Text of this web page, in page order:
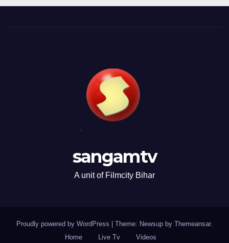
sangamtv
A unit of Filmcity Bihar
Proudly powered by WordPress Theme: Newsup by Themeansar.
Home
Live Tv Videos